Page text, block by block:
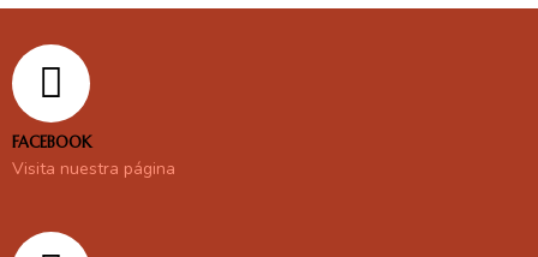
FACEBOOK
Visita nuestra página